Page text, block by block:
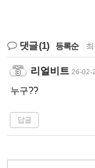
댓글(1) 등록순
리얼비트 26-02-
누구??
답글